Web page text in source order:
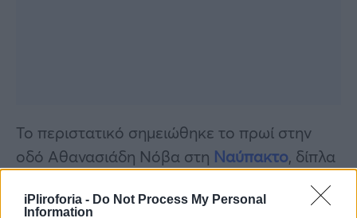
iPliroforia - Do Not Process My Personal
Information
Το περιστατικό σημειώθηκε το πρωί στην
οδό Αθανασιάδη Νόβα στη Ναύπακτο, δίπλα
από το 1ο Γυμνάσιο της πόλης. Σύμφωνα με
τις πληροφορίες του npress.gr, ένας